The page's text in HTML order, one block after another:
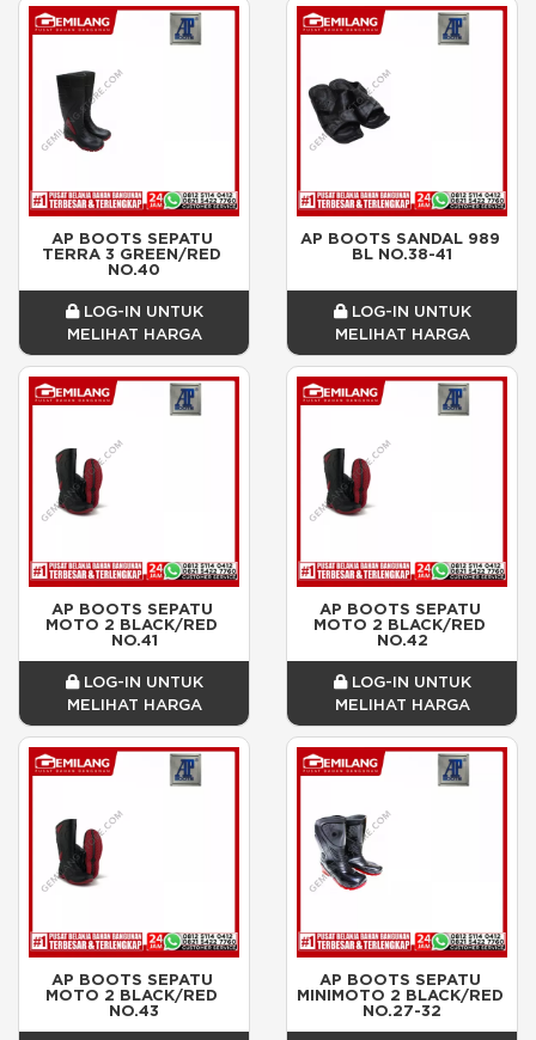
AP BOOTS SEPATU
TERRA 3 GREEN/RED
NO.40
LOG-IN UNTUK
MELIHAT HARGA
AP BOOTS SANDAL 989
BL NO.38-41
LOG-IN UNTUK
MELIHAT HARGA
AP BOOTS SEPATU
MOTO 2 BLACK/RED
NO.41
LOG-IN UNTUK
MELIHAT HARGA
AP BOOTS SEPATU
MOTO 2 BLACK/RED
NO.42
LOG-IN UNTUK
MELIHAT HARGA
AP BOOTS SEPATU
MOTO 2 BLACK/RED
NO.43
AP BOOTS SEPATU
MINIMOTO 2 BLACK/RED
NO.27-32